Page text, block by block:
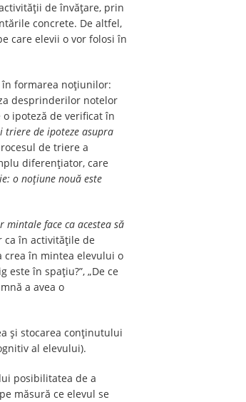
de învățare, prin
concrete. De altfel,
care elevii o vor folosi în
formarea noțiunilor:
desprinderilor notelor
ipoteză de verificat în
triere de ipoteze asupra
de triere a
diferențiator, care
o noțiune nouă este
face ca acestea să
ca în activitățile de
crea în mintea elevului o
în spațiu?”, „De ce
a avea o
și stocarea conținutului
al elevului).
posibilitatea de a
măsură ce elevul se